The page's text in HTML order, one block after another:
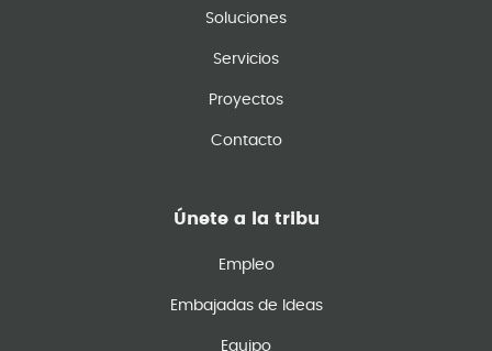
Soluciones
Servicios
Proyectos
Contacto
Únete a la tribu
Empleo
Embajadas de Ideas
Equipo